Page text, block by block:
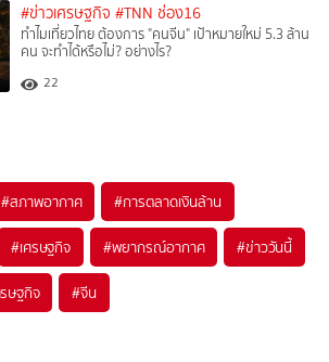
#ข่าวเศรษฐกิจ #TNN ช่อง16
ทำไมเที่ยวไทย ต้องการ "คนจีน" เป้าหมายใหม่ 5.3 ล้าน
คน จะทำได้หรือไม่? อย่างไร?
22
#สภาพอากาศ #การตลาดเงินล้าน
#เศรษฐกิจ #พยากรณ์อากาศ #ข่าววันนี้
ษฐกิจ #จีน